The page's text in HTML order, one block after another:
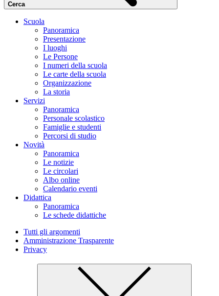
Cerca
Scuola
Panoramica
Presentazione
I luoghi
Le Persone
I numeri della scuola
Le carte della scuola
Organizzazione
La storia
Servizi
Panoramica
Personale scolastico
Famiglie e studenti
Percorsi di studio
Novità
Panoramica
Le notizie
Le circolari
Albo online
Calendario eventi
Didattica
Panoramica
Le schede didattiche
Tutti gli argomenti
Amministrazione Trasparente
Privacy